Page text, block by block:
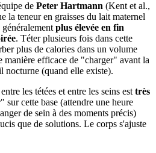
de Peter Hartmann (Kent et al.,
la teneur en graisses du lait maternel
plus élevée en fin
. Téter plusieurs fois dans cette
plus de calories dans un volume
efficace de "charger" avant la
nocturne (quand elle existe).
les tétées et entre les seins est très
sur cette base (attendre une heure
de sein à des moments précis)
que de solutions. Le corps s'ajuste